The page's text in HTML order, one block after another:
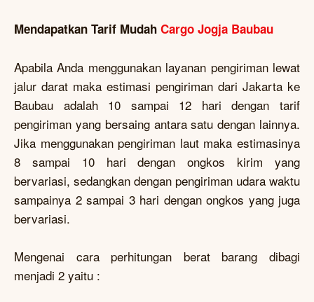
Mendapatkan Tarif Mudah Cargo Jogja Baubau
Apabila Anda menggunakan layanan pengiriman lewat
jalur darat maka estimasi pengiriman dari Jakarta ke
Baubau adalah 10 sampai 12 hari dengan tarif
pengiriman yang bersaing antara satu dengan lainnya.
Jika menggunakan pengiriman laut maka estimasinya
8 sampai 10 hari dengan ongkos kirim yang
bervariasi, sedangkan dengan pengiriman udara waktu
sampainya 2 sampai 3 hari dengan ongkos yang juga
bervariasi.
Mengenai cara perhitungan berat barang dibagi
menjadi 2 yaitu :